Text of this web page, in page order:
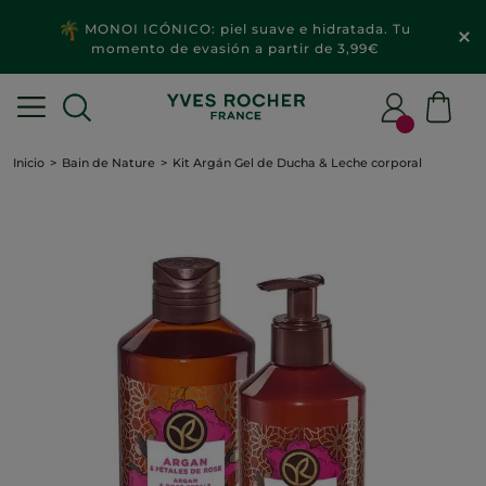
MONOI ICÓNICO: piel suave e hidratada. Tu
momento de evasión a partir de 3,99€
Inicio Bain de Nature Kit Argán Gel de Ducha & Leche corporal